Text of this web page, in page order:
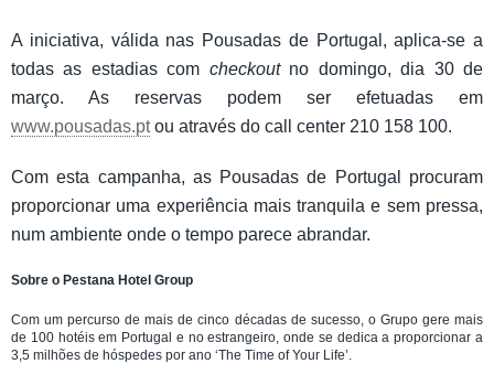
A iniciativa, válida nas Pousadas de Portugal, aplica-se a
todas as estadias com checkoutno domingo, dia 30 de
março. As reservas podem ser efetuadas em
www.pousadas.ptou através do call center 210 158 100.
Com esta campanha, as Pousadas de Portugal procuram
proporcionar uma experiência mais tranquila e sem pressa,
num ambiente onde o tempo parece abrandar.
Sobre o Pestana Hotel Group
Com um percurso de mais de cinco décadas de sucesso, o Grupo gere mais
de 100 hotéis em Portugal e no estrangeiro, onde se dedica a proporcionar a
3,5 milhões de hóspedes por ano ‘The Time of Your Life’.